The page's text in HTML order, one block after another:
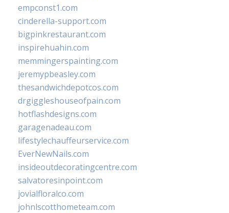
empconst1.com
cinderella-support.com
bigpinkrestaurant.com
inspirehuahin.com
memmingerspainting.com
jeremypbeasley.com
thesandwichdepotcos.com
drgiggleshouseofpain.com
hotflashdesigns.com
garagenadeau.com
lifestylechauffeurservice.com
EverNewNails.com
insideoutdecoratingcentre.com
salvatoresinpoint.com
jovialfloralco.com
johnlscotthometeam.com